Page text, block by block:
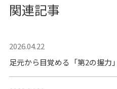
関連記事
2026.04.22
足元から目覚める「第2の握力」